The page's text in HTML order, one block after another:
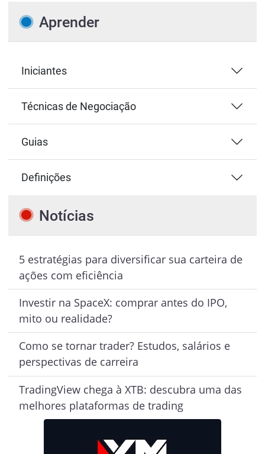
Aprender
Iniciantes
Técnicas de Negociação
Guias
Definições
Notícias
5 estratégias para diversificar sua carteira de
ações com eficiência
Investir na SpaceX: comprar antes do IPO,
mito ou realidade?
Como se tornar trader? Estudos, salários e
perspectivas de carreira
TradingView chega à XTB: descubra uma das
melhores plataformas de trading